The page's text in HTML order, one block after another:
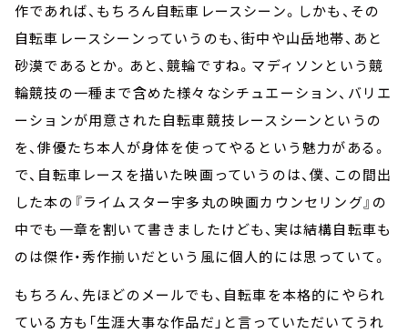
作であれば、もちろん自転車レースシーン。しかも、その
自転車レースシーンっていうのも、街中や山岳地帯、あと
砂漠であるとか。あと、競輪ですね。マディソンという競
輪競技の一種まで含めた様々なシチュエーション、バリエ
ーションが用意された自転車競技レースシーンというの
を、俳優たち本人が身体を使ってやるという魅力がある。
で、自転車レースを描いた映画っていうのは、僕、この間出
した本の『ライムスター宇多丸の映画カウンセリング』の
中でも一章を割いて書きましたけども、実は結構自転車も
のは傑作・秀作揃いだという風に個人的には思っていて。
もちろん、先ほどのメールでも、自転車を本格的にやられ
ている方も「生涯大事な作品だ」と言っていただいてうれ